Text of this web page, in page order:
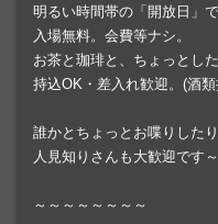
明るい時間帯の「開放日」
入場無料。会費等ナシ。
お茶と珈琲と、ちょっとし
持込OK・差入れ歓迎。(酒
誰かとちょっとお喋りした
人見知りさんも大歓迎です
～～～～～～～～